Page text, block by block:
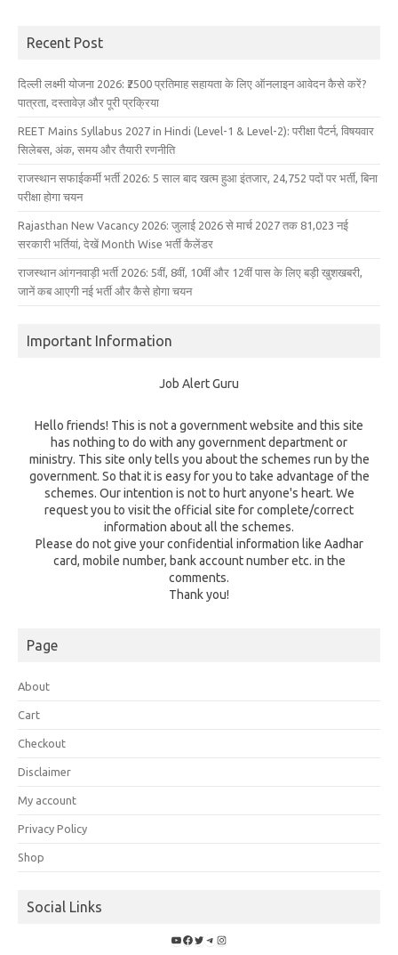
Recent Post
दिल्ली लक्ष्मी योजना 2026: ₹2500 प्रतिमाह सहायता के लिए ऑनलाइन आवेदन कैसे करें?
पात्रता, दस्तावेज़ और पूरी प्रक्रिया
REET Mains Syllabus 2027 in Hindi (Level-1 & Level-2): परीक्षा पैटर्न, विषयवार
सिलेबस, अंक, समय और तैयारी रणनीति
राजस्थान सफाईकर्मी भर्ती 2026: 5 साल बाद खत्म हुआ इंतजार, 24,752 पदों पर भर्ती, बिना
परीक्षा होगा चयन
Rajasthan New Vacancy 2026: जुलाई 2026 से मार्च 2027 तक 81,023 नई
सरकारी भर्तियां, देखें Month Wise भर्ती कैलेंडर
राजस्थान आंगनवाड़ी भर्ती 2026: 5वीं, 8वीं, 10वीं और 12वीं पास के लिए बड़ी खुशखबरी,
जानें कब आएगी नई भर्ती और कैसे होगा चयन
Important Information
Job Alert Guru
Hello friends! This is not a government website and this site
has nothing to do with any government department or
ministry. This site only tells you about the schemes run by the
government. So that it is easy for you to take advantage of the
schemes. Our intention is not to hurt anyone's heart. We
request you to visit the official site for complete/correct
information about all the schemes.
Please do not give your confidential information like Aadhar
card, mobile number, bank account number etc. in the
comments.
Thank you!
Page
About
Cart
Checkout
Disclaimer
My account
Privacy Policy
Shop
Social Links
YouTube
Facebook
Twitter
Telegram
Instagram